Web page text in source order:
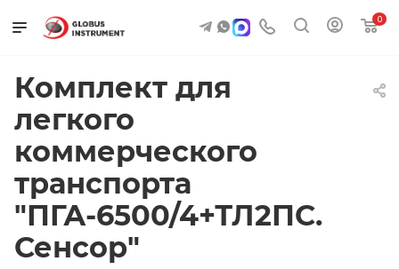
0
Комплект для
легкого
коммерческого
транспорта
"ПГА-6500/4+ТЛ2ПС.
Сенсор"